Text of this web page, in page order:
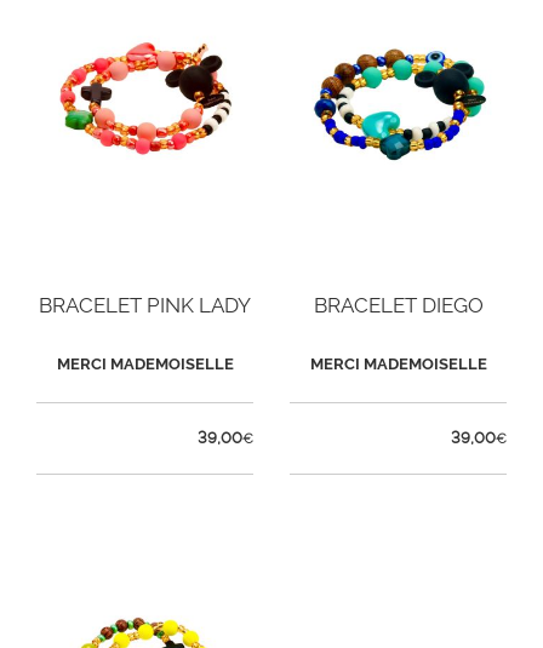
BRACELET PINK LADY
MERCI MADEMOISELLE
39,00€
BRACELET DIEGO
MERCI MADEMOISELLE
39,00€